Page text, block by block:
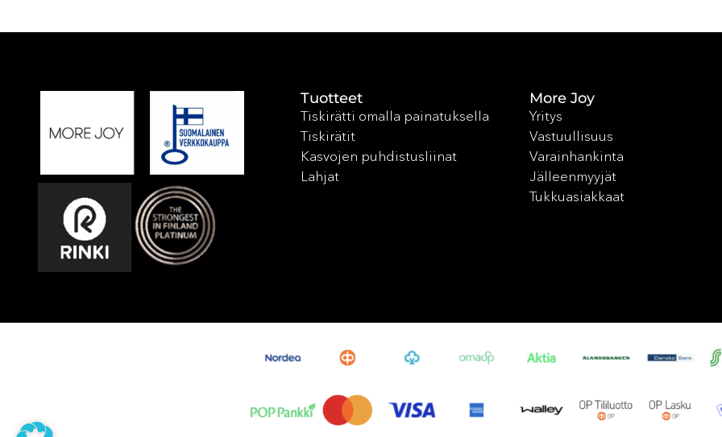
Tuotteet
Tiskirätti omalla painatuksella
Tiskirätit
Kasvojen puhdistusliinat
Lahjat
More Joy
Yritys
Vastuullisuus
Varainhankinta
Jälleenmyyjät
Tukkuasiakkaat